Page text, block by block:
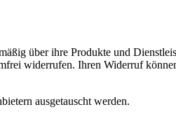
über ihre Produkte und
widerrufen. Ihren Widerruf
ausgetauscht werden.